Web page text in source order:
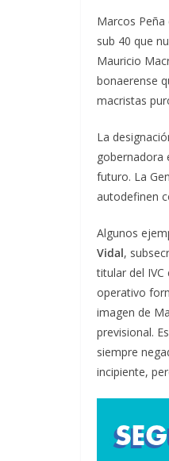
Marcos
sub 40 que
Mauricio
bonaerense
macristas
La
gobernadora
futuro. La
autodefinen
Algunos
Vidal,
titular del IVC
operativo
imagen de
previsional.
siempre
incipiente,